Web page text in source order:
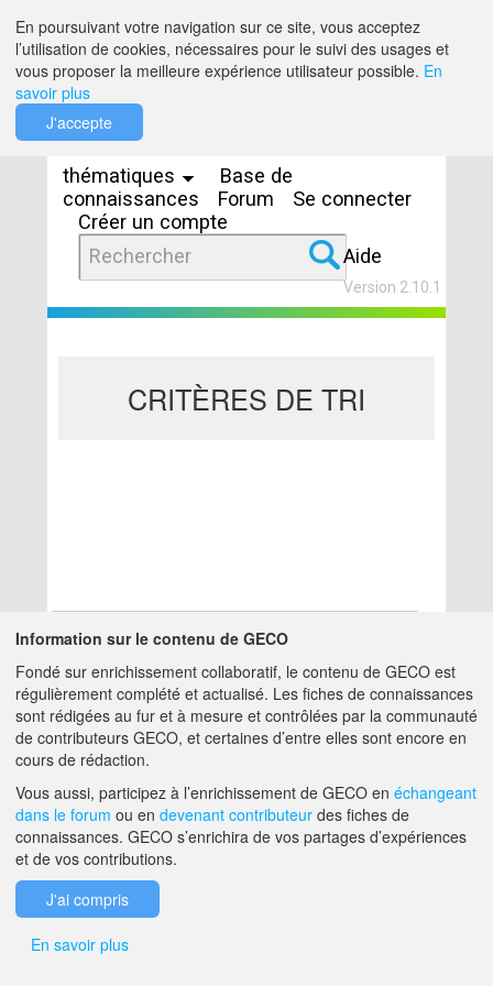
thématiques
Base de
connaissances
Forum
Se connecter
Créer un compte
Aide
Version 2.10.1
CRITÈRES DE TRI
Aucun résultat
A PROPOS DE GECO AIDE
F.A.Q. NOUS CONTACTER
En poursuivant votre navigation sur ce site, vous acceptez
l’utilisation de cookies, nécessaires pour le suivi des usages et
vous proposer la meilleure expérience utilisateur possible. En
savoir plus
J'accepte
Information sur le contenu de GECO
Fondé sur enrichissement collaboratif, le contenu de GECO est
régulièrement complété et actualisé. Les fiches de connaissances
sont rédigées au fur et à mesure et contrôlées par la communauté
de contributeurs GECO, et certaines d’entre elles sont encore en
cours de rédaction.
Vous aussi, participez à l’enrichissement de GECO en échangeant
dans le forum ou en devenant contributeur des fiches de
connaissances. GECO s’enrichira de vos partages d’expériences
et de vos contributions.
J'ai compris
En savoir plus